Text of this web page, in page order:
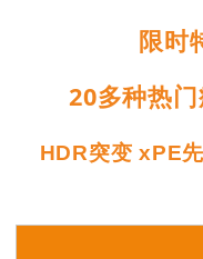
限时
20多种热
HDR突变 xPE